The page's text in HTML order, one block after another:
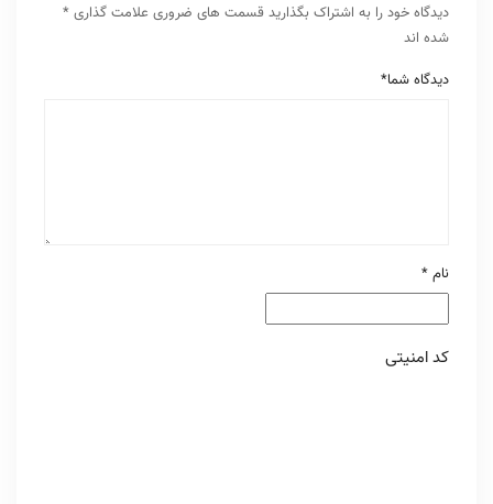
دیدگاه خود را به اشتراک بگذارید قسمت های ضروری علامت گذاری *
شده اند
دیدگاه شما*
نام *
کد امنیتی